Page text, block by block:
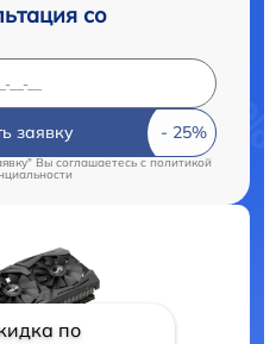
со
заявку
Вы соглашаетесь c политикой
по